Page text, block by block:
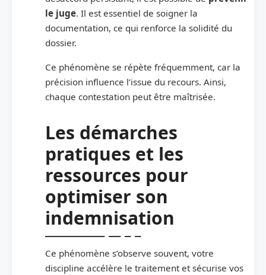
le juge. Il est essentiel de soigner la
documentation, ce qui renforce la solidité du
dossier.
Ce phénomène se répète fréquemment, car la
précision influence l’issue du recours. Ainsi,
chaque contestation peut être maîtrisée.
Les démarches
pratiques et les
ressources pour
optimiser son
indemnisation
Ce phénomène s’observe souvent, votre
discipline accélère le traitement et sécurise vos